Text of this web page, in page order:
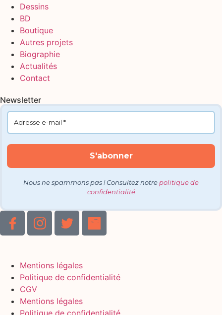
Dessins
BD
Boutique
Autres projets
Biographie
Actualités
Contact
Newsletter
Nous ne spammons pas ! Consultez notre politique de
confidentialité
Mentions légales
Politique de confidentialité
CGV
Mentions légales